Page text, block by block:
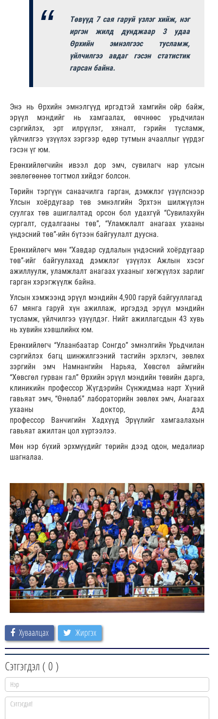
Төвүүд 7 сая гаруй үзлэг хийж, нэг
иргэн жилд дунджаар 3 удаа
Өрхийн эмнэлгээс тусламж,
үйлчилгээ авдаг гэсэн статистик
гарсан байна.
Энэ нь Өрхийн эмнэлгүүд иргэдтэй хамгийн ойр байж,
эрүүл мэндийг нь хамгаалах, өвчнөөс урьдчилан
сэргийлэх, эрт илрүүлэг, хяналт, гэрийн тусламж,
үйлчилгээ үзүүлэх зэргээр өдөр тутмын ачааллыг үүрдэг
гэсэн үг юм.
Ерөнхийлөгчийн ивээл дор эмч, сувилагч нар улсын
зөвлөгөөнөө тогтмол хийдэг болсон.
Төрийн тэргүүн санаачилга гарган, дэмжлэг үзүүлснээр
Улсын хоёрдугаар төв эмнэлгийн Эрхтэн шилжүүлэн
суулгах төв ашиглалтад орсон бол удахгүй “Сувилахуйн
сургалт, судалгааны төв”, “Уламжлалт анагаах ухааны
үндэсний төв”-ийн бүтээн байгуулалт дуусна.
Ерөнхийлөгч мөн “Хавдар судлалын үндэсний хоёрдугаар
төв”-ийг байгуулахад дэмжлэг үзүүлэх Ажлын хэсэг
ажиллуулж, уламжлалт анагаах ухааныг хөгжүүлэх зарлиг
гарган хэрэгжүүлж байна.
Улсын хэмжээнд эрүүл мэндийн 4,900 гаруй байгууллагад
67 мянга гаруй хүн ажиллаж, иргэдэд эрүүл мэндийн
тусламж, үйлчилгээ үзүүлдэг. Нийт ажиллагсдын 43 хувь
нь хувийн хэвшлийнх юм.
Ерөнхийлөгч “Улаанбаатар Сонгдо” эмнэлгийн Урьдчилан
сэргийлэх багц шинжилгээний тасгийн эрхлэгч, зөвлөх
зэргийн эмч Намнангийн Нарьяа, Хөвсгөл аймгийн
“Хөвсгөл гурван гал” Өрхийн эрүүл мэндийн төвийн дарга,
клиникийн профессор Жүгдэрийн Сүнжидмаа нарт Хүний
гавьяат эмч, “Өнөлаб” лабораторийн зөвлөх эмч, Анагаах
ухааны доктор, дэд
профессор Ванчигийн Хадхүүд Эрүүлийг хамгаалахын
гавьяат ажилтан цол хүртээлээ.
Мөн нэр бүхий эрхмүүдийг төрийн дээд одон, медалиар
шагналаа.
Хуваалцах Жиргэх
Сэтгэгдэл ( 0 )